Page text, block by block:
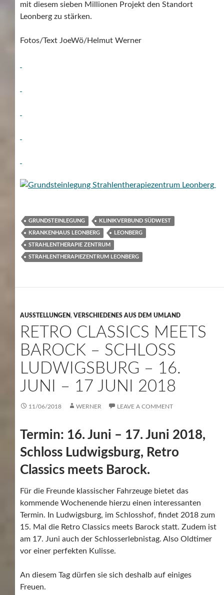
mit diesem sieben Millionen Projekt den Standort
Leonberg zu stärken.
Fotos/Text JoeWö/Helmut Werner
GRUNDSTEINLEGUNG KLINIKVERBUND SÜDWEST
KRANKENHAUS LEONBERG LEONBERG
STRAHLENTHERAPIE ZENTRUM
STRAHLENTHERAPIEZENTRUM LEONBERG
AUSSTELLUNGEN, VERSCHIEDENES AUS DEM UMLAND
RETRO CLASSICS MEETS
BAROCK – SCHLOSS
LUDWIGSBURG – 16.
JUNI – 17 JUNI 2018
11/06/2018 WERNER LEAVE A COMMENT
Termin: 16. Juni – 17. Juni 2018,
Schloss Ludwigsburg, Retro
Classics meets Barock.
Für die Freunde klassischer Fahrzeuge bietet das
kommende Wochenende hierzu einen interessanten
Termin. In Ludwigsburg, im Schlosshof, findet 2018 zum
15. Mal die Retro Classics meets Barock statt. Zudem ist
am 17. Juni auch der Schlosserlebnistag. Also Oldtimer
vor einer perfekten Kulisse.
An diesem Tag dürfen sie sich deshalb auf einiges
Freuen.